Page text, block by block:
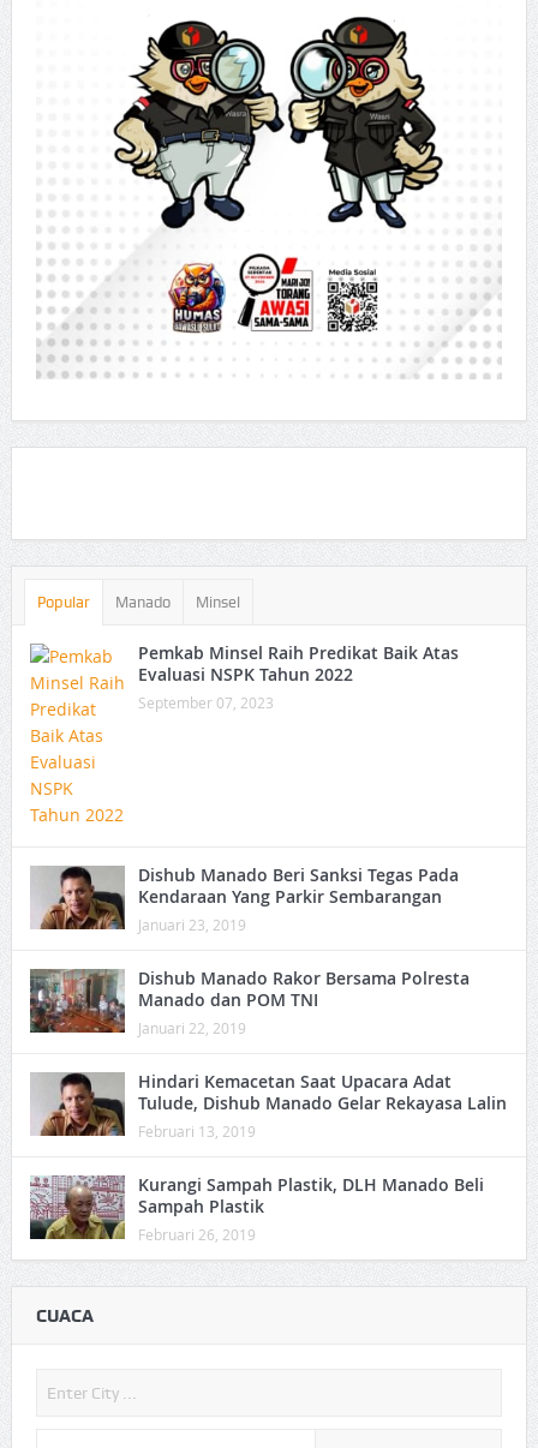
Popular Manado Minsel
Pemkab Minsel Raih Predikat Baik Atas
Evaluasi NSPK Tahun 2022
September 07, 2023
Dishub Manado Beri Sanksi Tegas Pada
Kendaraan Yang Parkir Sembarangan
Januari 23, 2019
Dishub Manado Rakor Bersama Polresta
Manado dan POM TNI
Januari 22, 2019
Hindari Kemacetan Saat Upacara Adat
Tulude, Dishub Manado Gelar Rekayasa Lalin
Februari 13, 2019
Kurangi Sampah Plastik, DLH Manado Beli
Sampah Plastik
Februari 26, 2019
CUACA